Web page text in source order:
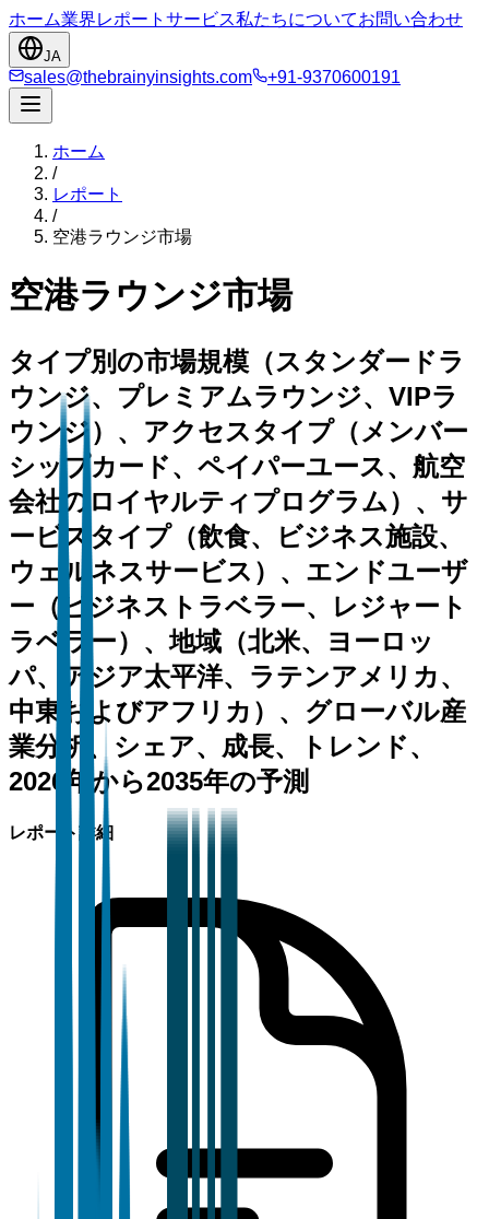
ホーム業界レポート サービス私たちについてお問い合わせ
JA
sales@thebrainyinsights.com +91-9370600191
ホーム
/
レポート
/
空港ラウンジ市場
空港ラウンジ市場
タイプ別の市場規模（スタンダードラ
ウンジ、プレミアムラウンジ、VIPラ
ウンジ）、アクセスタイプ（メンバー
シップカード、ペイパーユース、航空
会社のロイヤルティプログラム）、サ
ービスタイプ（飲食、ビジネス施設、
ウェルネスサービス）、エンドユーザ
ー（ビジネストラベラー、レジャート
ラベラー）、地域（北米、ヨーロッ
パ、アジア太平洋、ラテンアメリカ、
中東およびアフリカ）、グローバル産
業分析、シェア、成長、トレンド、
2026年から2035年の予測
レポート詳細